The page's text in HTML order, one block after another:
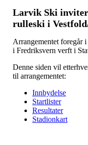
Larvik Ski
rulleski i
Arrangementet foregår
i Fredriksvern verft i
Denne siden vil
til arrangementet:
Innbydelse
Startlister
Resultater
Stadionkart